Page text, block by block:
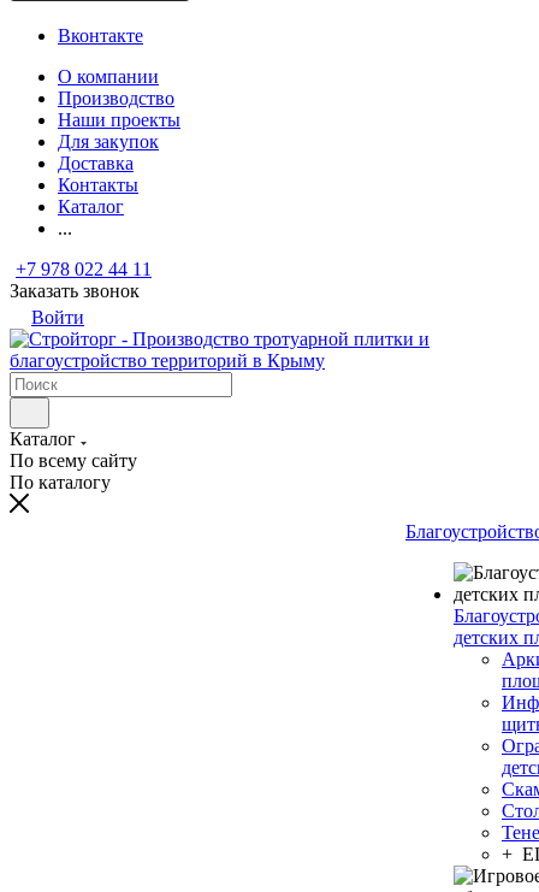
Вконтакте
О компании
Производство
Наши проекты
Для закупок
Доставка
Контакты
Каталог
...
+7 978 022 44 11
Заказать звонок
Войти
Каталог
По всему сайту
По каталогу
детских
+